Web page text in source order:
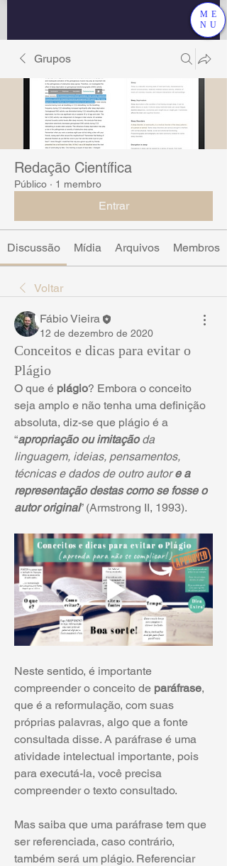
ME
NU
Grupos
Redação Científica
Público · 1 membro
Entrar
Discussão Mídia Arquivos Membros
Voltar
Fábio Vieira
12 de dezembro de 2020
Conceitos e dicas para evitar o
Plágio
O que é plágio? Embora o conceito
seja amplo e não tenha uma definição
absoluta, diz-se que plágio é a
“apropriação ou imitação da
linguagem, ideias, pensamentos,
técnicas e dados de outro autor e a
representação destas como se fosse o
autor original” (Armstrong II, 1993).
Neste sentido, é importante
compreender o conceito de paráfrase,
que é a reformulação, com suas
próprias palavras, algo que a fonte
consultada disse. A paráfrase é uma
atividade intelectual importante, pois
para executá-la, você precisa
compreender o texto consultado.
Mas saiba que uma paráfrase tem que
ser referenciada, caso contrário,
também será um plágio. Referenciar